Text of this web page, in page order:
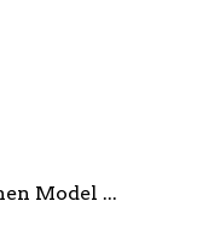
Model ...